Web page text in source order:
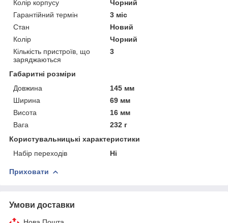
Колір корпусу
Чорний
Гарантійний термін
3 міс
Стан
Новий
Колір
Чорний
Кількість пристроїв, що
заряджаються
3
Габаритні розміри
Довжина
145 мм
Ширина
69 мм
Висота
16 мм
Вага
232 г
Користувальницькі характеристики
Набір переходів
Ні
Приховати
Умови доставки